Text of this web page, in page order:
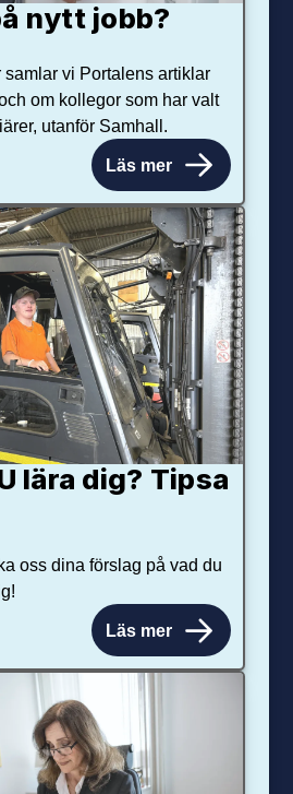
nytt jobb?
vi Portalens artiklar
om kollegor som har valt
utanför Samhall.
Läs mer
lära dig? Tipsa
oss dina förslag på vad du
Läs mer